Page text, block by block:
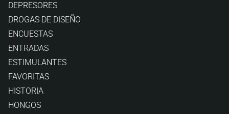
DEPRESORES
DROGAS DE DISEÑO
ENCUESTAS
ENTRADAS
ESTIMULANTES
FAVORITAS
HISTORIA
HONGOS